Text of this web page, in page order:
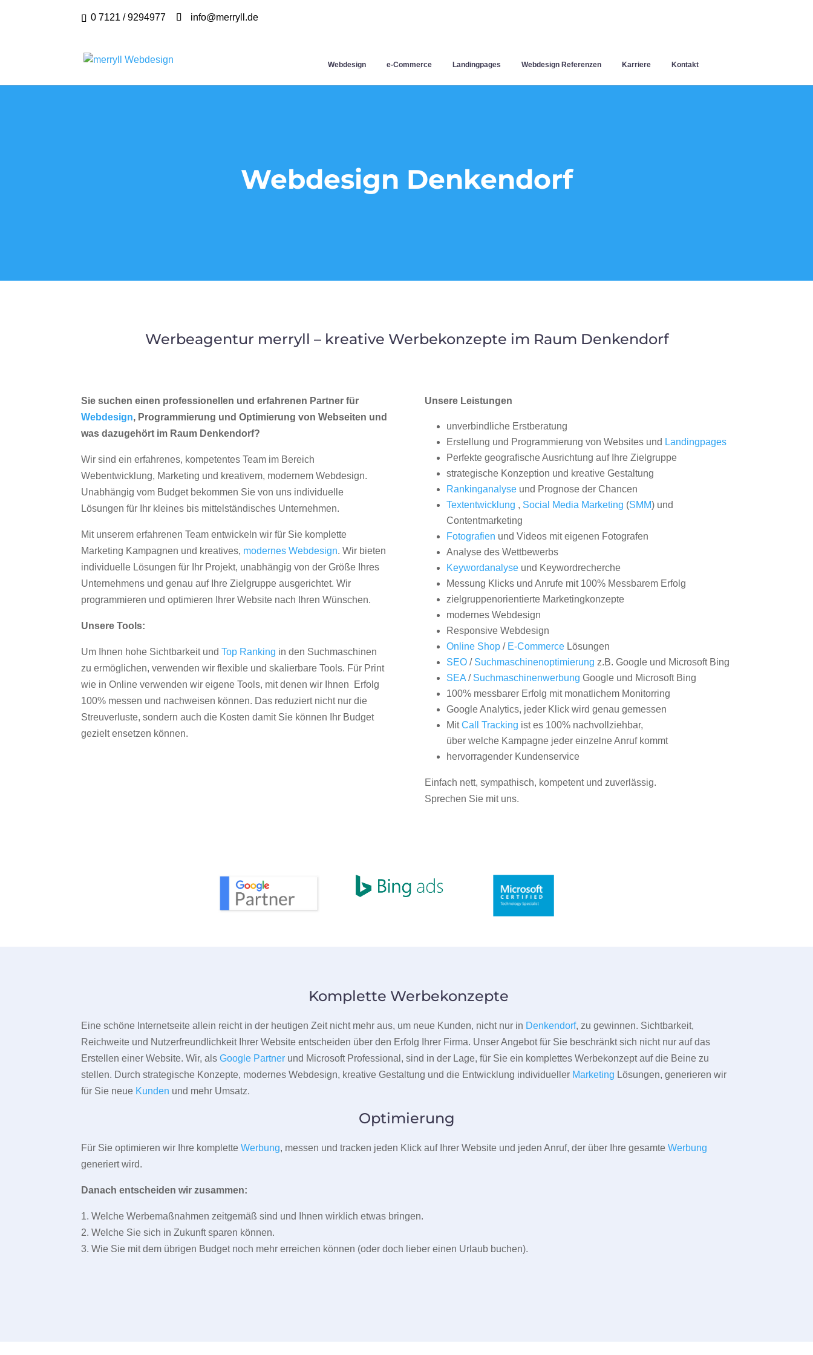
0 7121 / 9294977 info@merryll.de
Webdesign e-Commerce Landingpages Webdesign Referenzen Karriere Kontakt
Webdesign Denkendorf
Werbeagentur merryll – kreative Werbekonzepte im Raum Denkendorf
Sie suchen einen professionellen und erfahrenen Partner für
Webdesign, Programmierung und Optimierung von Webseiten und
was dazugehört im Raum Denkendorf?
Wir sind ein erfahrenes, kompetentes Team im Bereich
Webentwicklung, Marketing und kreativem, modernem Webdesign.
Unabhängig vom Budget bekommen Sie von uns individuelle
Lösungen für Ihr kleines bis mittelständisches Unternehmen.
Mit unserem erfahrenen Team entwickeln wir für Sie komplette
Marketing Kampagnen und kreatives, modernes Webdesign. Wir bieten
individuelle Lösungen für Ihr Projekt, unabhängig von der Größe Ihres
Unternehmens und genau auf Ihre Zielgruppe ausgerichtet. Wir
programmieren und optimieren Ihrer Website nach Ihren Wünschen.
Unsere Tools:
Um Ihnen hohe Sichtbarkeit undTop Ranking in den Suchmaschinen
zu ermöglichen, verwenden wir flexible und skalierbare Tools. Für Print
wie in Online verwenden wir eigene Tools, mit denen wir Ihnen Erfolg
100% messen und nachweisen können. Das reduziert nicht nur die
Streuverluste, sondern auch die Kosten damit Sie können Ihr Budget
gezielt ensetzen können.
Unsere Leistungen
unverbindliche Erstberatung
Erstellung und Programmierung von Websites und Landingpages
Perfekte geografische Ausrichtung auf Ihre Zielgruppe
strategische Konzeption und kreative Gestaltung
Rankinganalyseund Prognose der Chancen
Textentwicklung , Social Media Marketing (SMM) und
Contentmarketing
Fotografien und Videos mit eigenen Fotografen
Analyse des Wettbewerbs
Keywordanalyseund Keywordrecherche
Messung Klicks und Anrufe mit 100% Messbarem Erfolg
zielgruppenorientierte Marketingkonzepte
modernes Webdesign
Responsive Webdesign
Online Shop/ E-CommerceLösungen
SEO/ Suchmaschinenoptimierung z.B. Google und Microsoft Bing
SEA/ Suchmaschinenwerbung Google und Microsoft Bing
100% messbarer Erfolg mit monatlichem Monitorring
Google Analytics, jeder Klick wird genau gemessen
MitCall Tracking ist es 100% nachvollziehbar,
über welche Kampagne jeder einzelne Anruf kommt
hervorragender Kundenservice
Einfach nett, sympathisch, kompetent und zuverlässig.
Sprechen Sie mit uns.
Komplette Werbekonzepte
Eine schöne Internetseite allein reicht in der heutigen Zeit nicht mehr aus, um neue Kunden, nicht nur in Denkendorf, zu gewinnen. Sichtbarkeit,
Reichweite und Nutzerfreundlichkeit Ihrer Website entscheiden über den Erfolg Ihrer Firma. Unser Angebot für Sie beschränkt sich nicht nur auf das
Erstellen einer Website. Wir, alsGoogle Partner und Microsoft Professional, sind in der Lage, für Sie ein komplettes Werbekonzept auf die Beine zu
stellen. Durch strategische Konzepte, modernes Webdesign, kreative Gestaltung und die Entwicklung individueller Marketing Lösungen, generieren wir
für Sie neue Kunden und mehr Umsatz.
Optimierung
Für Sie optimieren wir Ihre kompletteWerbung, messen und tracken jeden Klick auf Ihrer Website und jeden Anruf, der über Ihre gesamteWerbung
generiert wird.
Danach entscheiden wir zusammen:
1. Welche Werbemaßnahmen zeitgemäß sind und Ihnen wirklich etwas bringen.
2. Welche Sie sich in Zukunft sparen können.
3. Wie Sie mit dem übrigen Budget noch mehr erreichen können (oder doch lieber einen Urlaub buchen).